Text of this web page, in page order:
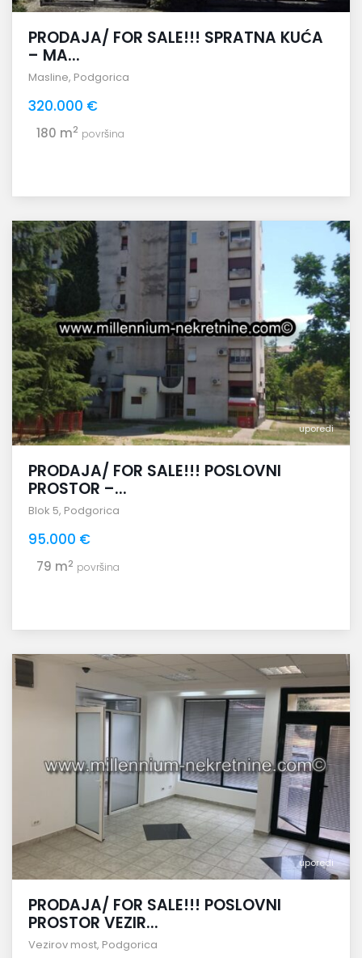
PRODAJA/ FOR SALE!!! SPRATNA KUĆA
– MA...
Masline, Podgorica
320.000 €
180 m2 površina
uporedi
PRODAJA/ FOR SALE!!! POSLOVNI
PROSTOR –...
Blok 5, Podgorica
95.000 €
79 m2 površina
uporedi
PRODAJA/ FOR SALE!!! POSLOVNI
PROSTOR VEZIR...
Vezirov most, Podgorica